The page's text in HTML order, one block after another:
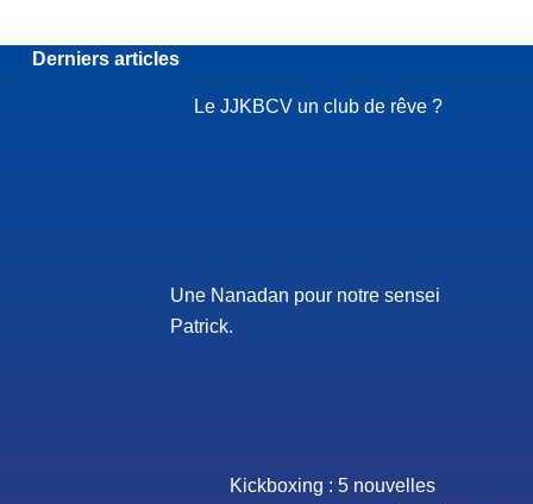
Derniers articles
Le JJKBCV un club de rêve ?
Une Nanadan pour notre sensei
Patrick.
Kickboxing : 5 nouvelles